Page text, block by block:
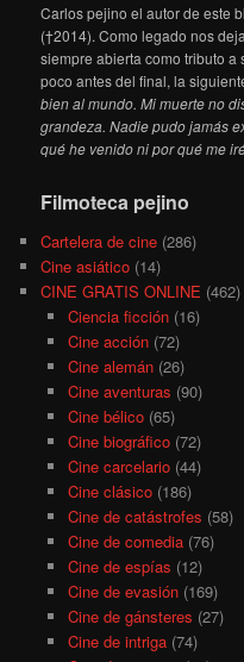
Carlos pejino el autor de este
(†2014). Como legado nos
siempre abierta como tributo a
poco antes del final, la
bien al mundo. Mi muerte no
grandeza. Nadie pudo jamás
qué he venido ni por qué me
Filmoteca pejino
Cartelera de cine (286)
Cine asiático (14)
CINE GRATIS ONLINE (462)
Ciencia ficción(16)
Cine acción(72)
Cine alemán(26)
Cine aventuras (90)
Cine bélico(65)
Cine biográfico(72)
Cine carcelario(44)
Cine clásico(186)
Cine de catástrofes (58)
Cine de comedia(76)
Cine de espías (12)
Cine de evasión(169)
Cine de gánsteres (27)
Cine de intriga(74)